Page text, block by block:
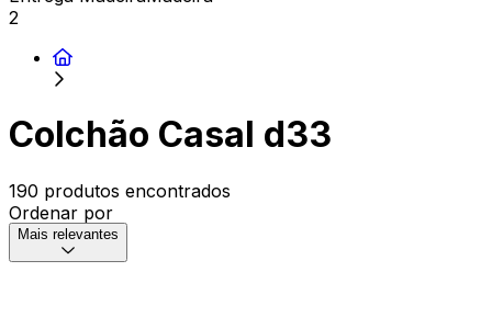
2
Colchão Casal d33
190 produtos encontrados
Ordenar por
Mais relevantes